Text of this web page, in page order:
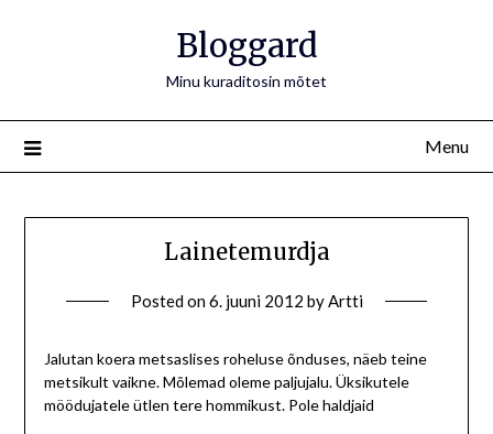
Bloggard
Minu kuraditosin mõtet
Menu
Lainetemurdja
Posted on6. juuni 2012 byArtti
Jalutan koera metsaslises roheluse õnduses, näeb teine
metsikult vaikne. Mõlemad oleme paljujalu. Üksikutele
möödujatele ütlen tere hommikust. Pole haldjaid